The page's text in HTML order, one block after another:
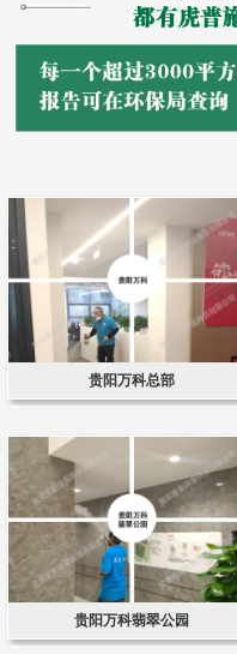
贵阳万科总部
贵阳万科翡翠公园